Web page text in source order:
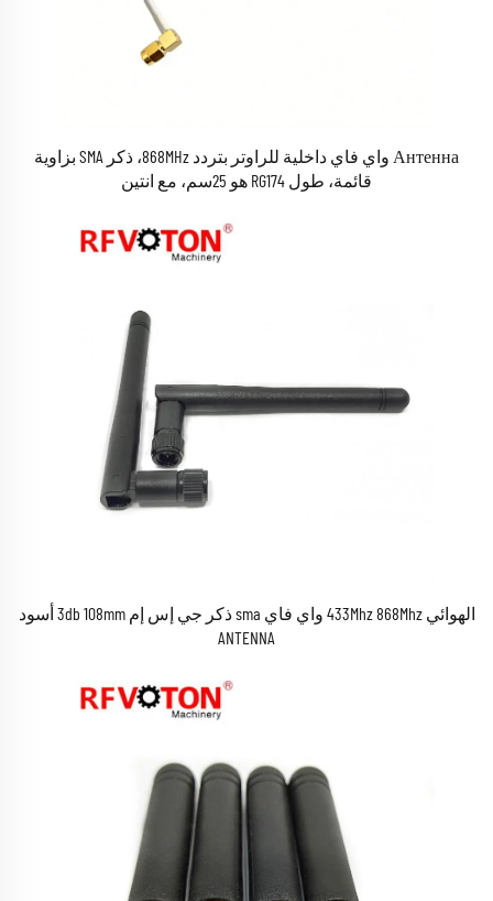
Антенна واي فاي داخلية للراوتر بتردد 868MHz، ذكر SMA بزاوية
قائمة، طول RG174 هو 25سم، مع انتين
الهوائي 433Mhz 868Mhz واي فاي sma ذكر جي إس إم 3db 108mm أسود
ANTENNA